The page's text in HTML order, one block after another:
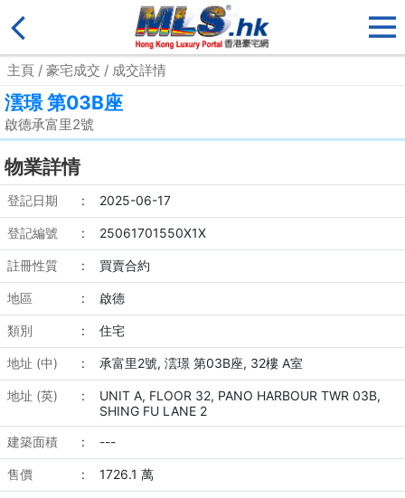
主頁 / 豪宅成交 / 成交詳情
澐璟 第03B座
啟德承富里2號
物業詳情
登記日期 : 2025-06-17
登記編號 : 25061701550X1X
註冊性質 : 買賣合約
地區 : 啟德
類別 : 住宅
地址 (中) : 承富里2號, 澐璟 第03B座, 32樓 A室
地址 (英) :
UNIT A, FLOOR 32, PANO HARBOUR TWR 03B,
SHING FU LANE 2
建築面積
: ---
售價 : 1726.1 萬